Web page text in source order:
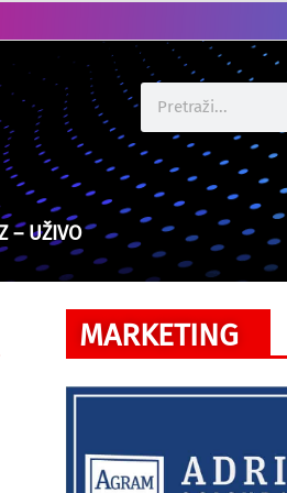
– UŽIVO
MARKETING